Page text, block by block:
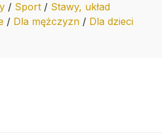
/ Sport / Stawy, układ
/ Dla mężczyzn / Dla dzieci